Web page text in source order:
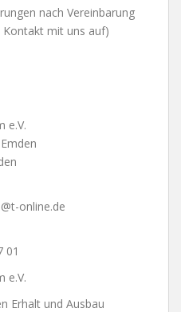
nach Vereinbarung
Kontakt mit uns auf)
e.V.
online.de
01
e.V.
Erhalt und Ausbau